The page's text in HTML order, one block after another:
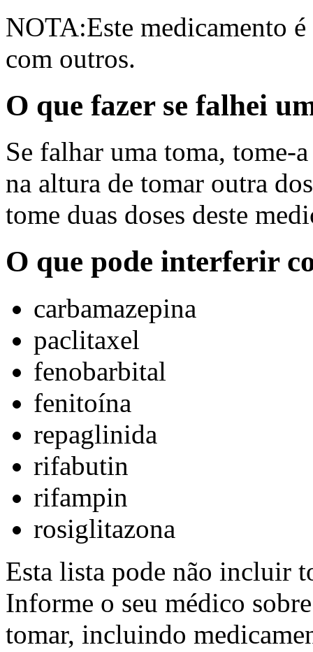
NOTA:Este medicamento
com outros.
O que fazer se falhei
Se falhar uma toma, tome-
na altura de tomar outra
tome duas doses deste
O que pode interferir
carbamazepina
paclitaxel
fenobarbital
fenitoína
repaglinida
rifabutin
rifampin
rosiglitazona
Esta lista pode não incluir
Informe o seu médico
tomar, incluindo